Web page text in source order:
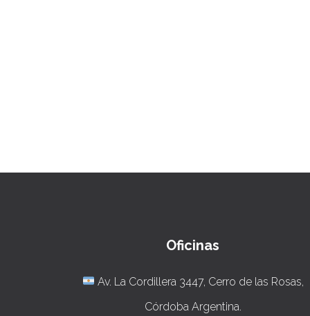
Oficinas
Av. La Cordillera 3447, Cerro de las Rosas,
Córdoba Argentina.